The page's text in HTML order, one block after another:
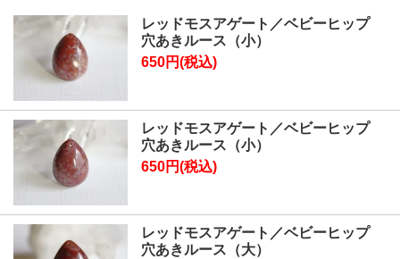
レッドモスアゲート／ベビーヒップ
穴あきルース（小）
650円(税込)
レッドモスアゲート／ベビーヒップ
穴あきルース（小）
650円(税込)
レッドモスアゲート／ベビーヒップ
穴あきルース（大）